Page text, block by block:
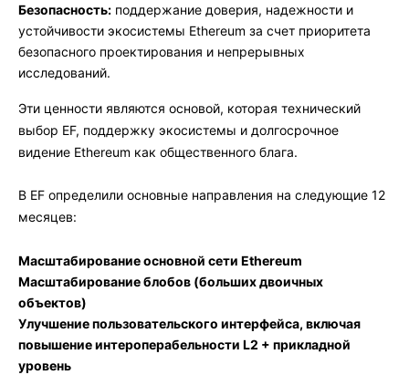
Безопасность: поддержание доверия, надежности и
устойчивости экосистемы Ethereum за счет приоритета
безопасного проектирования и непрерывных
исследований.
Эти ценности являются основой, которая технический
выбор EF, поддержку экосистемы и долгосрочное
видение Ethereum как общественного блага.
В EF определили основные направления на следующие 12
месяцев:
Масштабирование основной сети Ethereum
Масштабирование блобов (больших двоичных
объектов)
Улучшение пользовательского интерфейса, включая
повышение интероперабельности L2 + прикладной
уровень